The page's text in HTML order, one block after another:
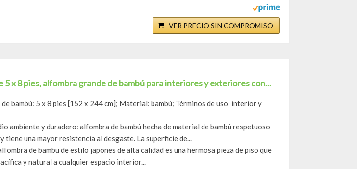
VER PRECIO SIN COMPROMISO
5 x 8 pies, alfombra grande de bambú para interiores y exteriores con...
de bambú: 5 x 8 pies [152 x 244 cm]; Material: bambú; Términos de uso: interior y
ambiente y duradero: alfombra de bambú hecha de material de bambú respetuoso
tiene una mayor resistencia al desgaste. La superficie de...
de bambú de estilo japonés de alta calidad es una hermosa pieza de piso que
y natural a cualquier espacio interior...